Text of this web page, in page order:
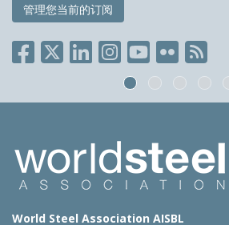
管理您当前的订阅
World Steel Association AISBL